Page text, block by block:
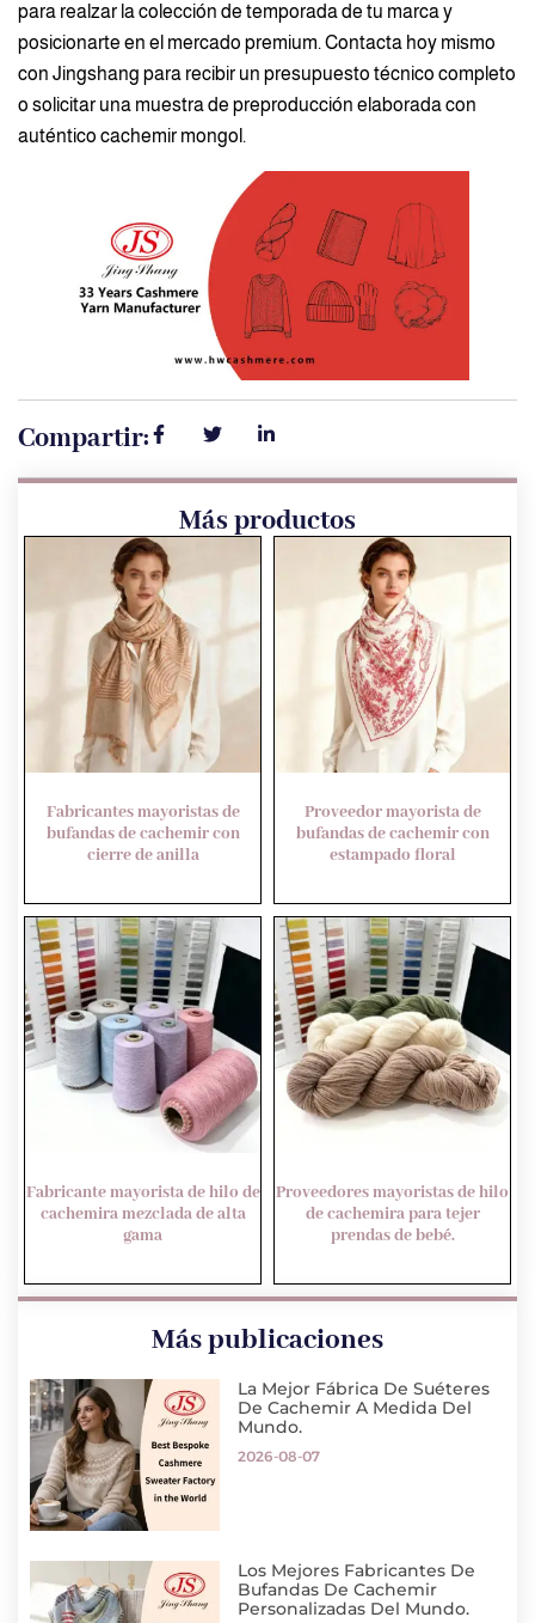
para realzar la colección de temporada de tu marca y
posicionarte en el mercado premium. Contacta hoy mismo
con Jingshang para recibir un presupuesto técnico completo
o solicitar una muestra de preproducción elaborada con
auténtico cachemir mongol.
Compartir:
Más productos
Fabricantes mayoristas de
bufandas de cachemir con
cierre de anilla
Proveedor mayorista de
bufandas de cachemir con
estampado floral
Fabricante mayorista de hilo de
cachemira mezclada de alta
gama
Proveedores mayoristas de hilo
de cachemira para tejer
prendas de bebé.
Más publicaciones
La Mejor Fábrica De Suéteres
De Cachemir A Medida Del
Mundo.
2026-08-07
Los Mejores Fabricantes De
Bufandas De Cachemir
Personalizadas Del Mundo.